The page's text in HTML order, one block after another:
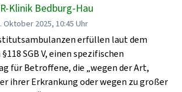
Klinik Bedburg-Hau
2025, 10:45 Uhr
erfüllen laut dem
SGB V, einen spezifischen
für Betroffene, die „wegen der Art,
ihrer Erkrankung oder wegen zu großer